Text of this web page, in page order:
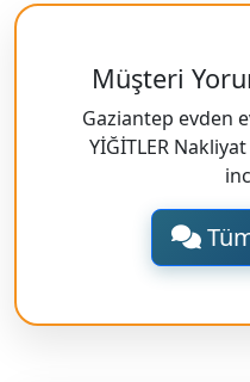
Müşteri
Gaziantep evden
YİĞİTLER